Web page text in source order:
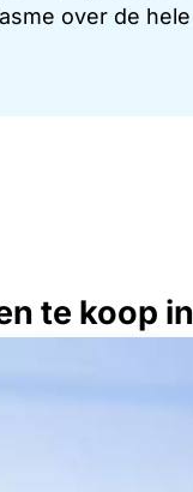
over de
te koop